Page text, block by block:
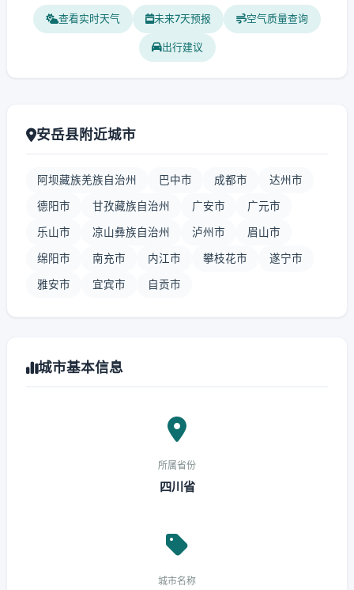
查看实时天气 未来7天预报 空气质量查询
出行建议
安岳县附近城市
阿坝藏族羌族自治州 巴中市 成都市 达州市
德阳市 甘孜藏族自治州 广安市 广元市
乐山市 凉山彝族自治州 泸州市 眉山市
绵阳市 南充市 内江市 攀枝花市 遂宁市
雅安市 宜宾市 自贡市
城市基本信息
所属省份
四川省
城市名称